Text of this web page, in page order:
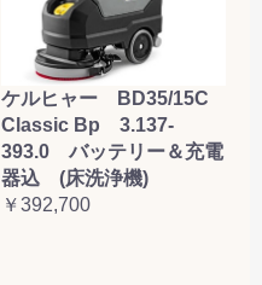
ケルヒャー BD35/15C
Classic Bp 3.137-
393.0 バッテリー＆充電
器込 (床洗浄機)
￥392,700